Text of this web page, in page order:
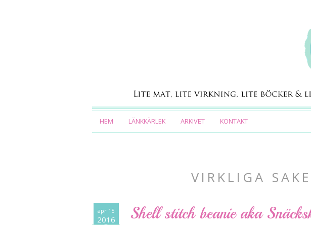
HEM LÄNKKÄRLEK ARKIVET KONTAKT
VIRKLIGA
apr 15
2016 Shell stitch beanie aka